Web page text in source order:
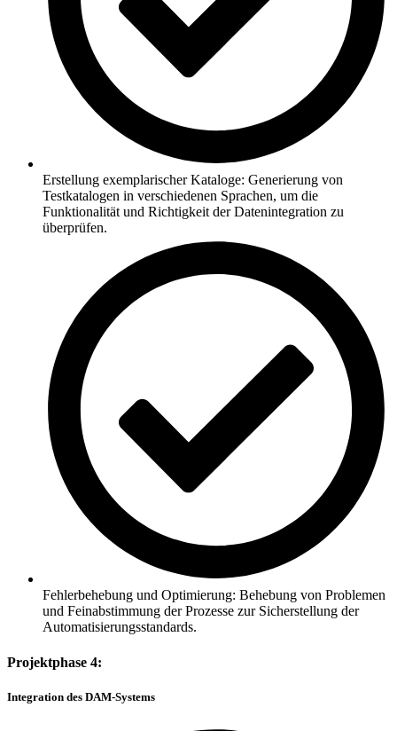
Erstellung exemplarischer Kataloge: Generierung von
Testkatalogen in verschiedenen Sprachen, um die
Funktionalität und Richtigkeit der Datenintegration zu
überprüfen.
Fehlerbehebung und Optimierung: Behebung von Problemen
und Feinabstimmung der Prozesse zur Sicherstellung der
Automatisierungsstandards.
Projektphase 4:
Integration des DAM-Systems